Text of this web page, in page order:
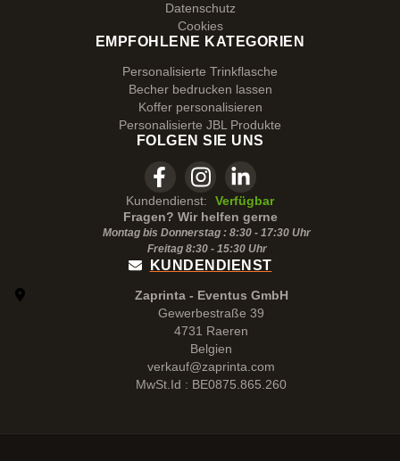
Datenschutz
Cookies
EMPFOHLENE KATEGORIEN
Personalisierte Trinkflasche
Becher bedrucken lassen
Koffer personalisieren
Personalisierte JBL Produkte
FOLGEN SIE UNS
Kundendienst:
Verfügbar
Fragen? Wir helfen gerne
Montag bis Donnerstag : 8:30 - 17:30 Uhr
Freitag 8:30 - 15:30Uhr
KUNDENDIENST
Zaprinta - Eventus GmbH
Gewerbestraße 39
4731 Raeren
Belgien
verkauf@zaprinta.com
MwSt.Id : BE0875.865.260